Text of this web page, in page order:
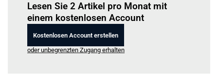
Lesen Sie 2 Artikel pro Monat mit
einem kostenlosen Account
Kostenlosen Account erstellen
oder unbegrenzten Zugang erhalten